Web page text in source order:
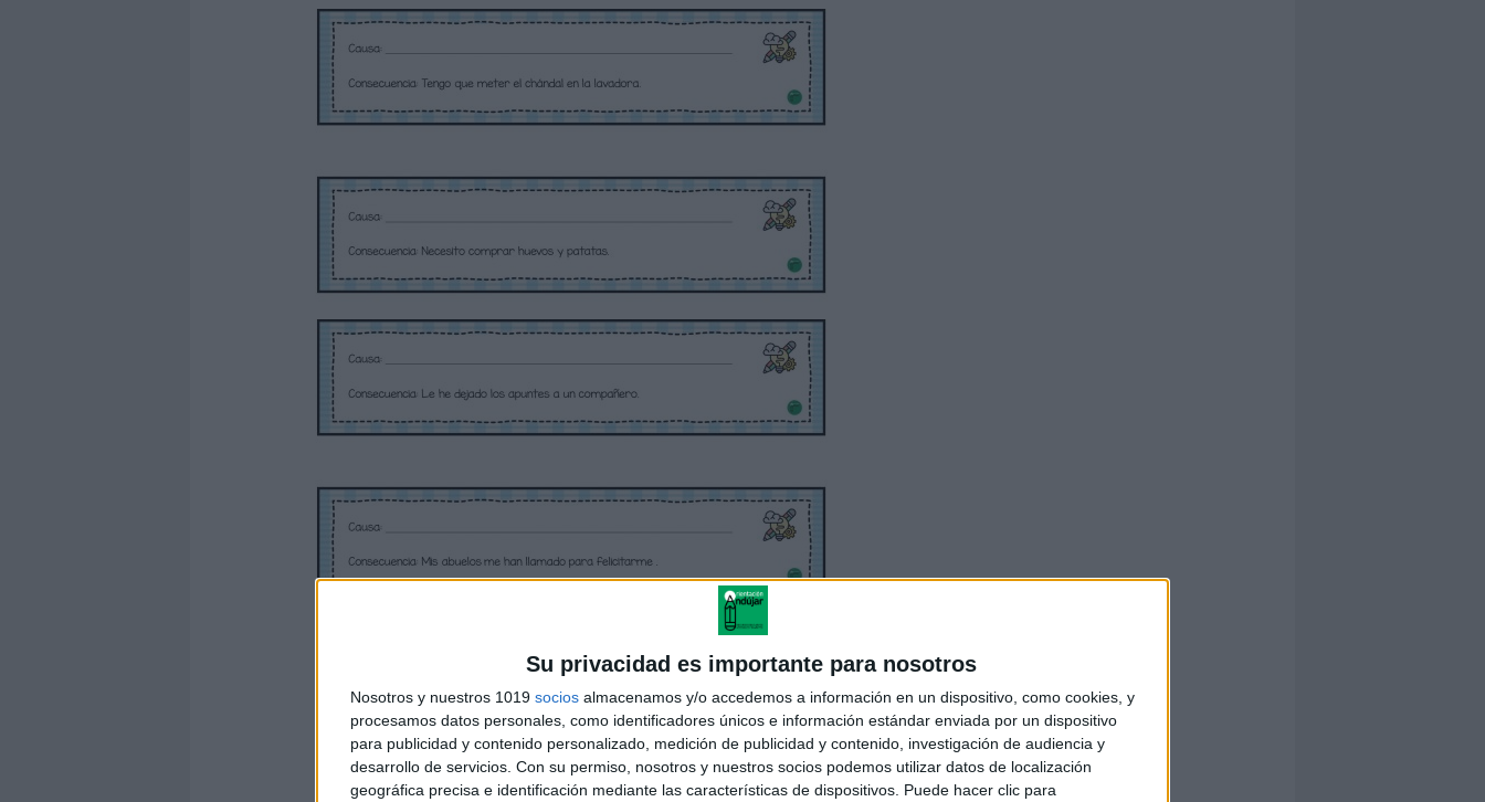
Su privacidad es importante para nosotros
Nosotros y nuestros 1019 socios almacenamos y/o accedemos a información en un dispositivo, como cookies, y
procesamos datos personales, como identificadores únicos e información estándar enviada por un dispositivo
para publicidad y contenido personalizado, medición de publicidad y contenido, investigación de audiencia y
desarrollo de servicios. Con su permiso, nosotros y nuestros socios podemos utilizar datos de localización
geográfica precisa e identificación mediante las características de dispositivos. Puede hacer clic para